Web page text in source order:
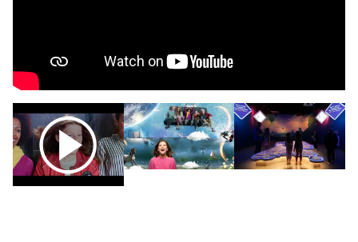
Previous Next